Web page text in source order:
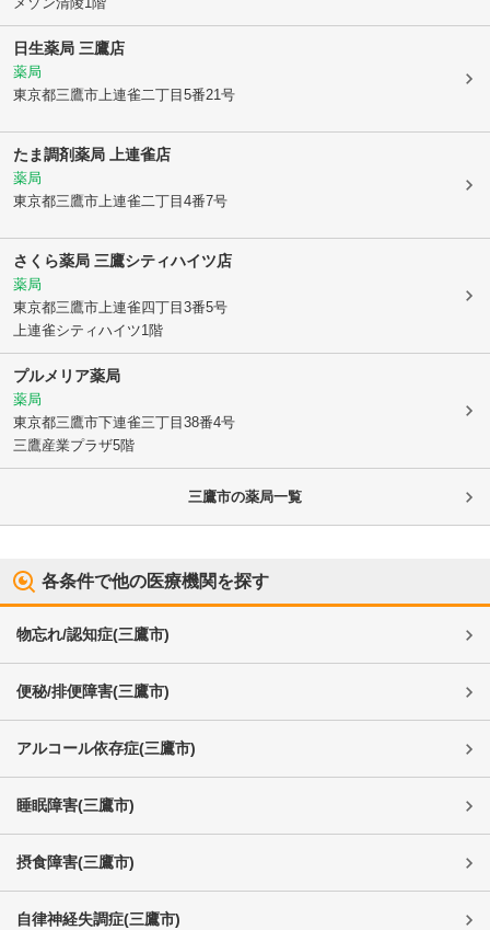
日生薬局 三鷹店
薬局
東京都三鷹市上連雀二丁目5番21号
たま調剤薬局 上連雀店
薬局
東京都三鷹市上連雀二丁目4番7号
さくら薬局 三鷹シティハイツ店
薬局
東京都三鷹市上連雀四丁目3番5号
上連雀シティハイツ1階
プルメリア薬局
薬局
東京都三鷹市下連雀三丁目38番4号
三鷹産業プラザ5階
三鷹市の薬局一覧
各条件で他の医療機関を探す
物忘れ/認知症(三鷹市)
便秘/排便障害(三鷹市)
アルコール依存症(三鷹市)
睡眠障害(三鷹市)
摂食障害(三鷹市)
自律神経失調症(三鷹市)